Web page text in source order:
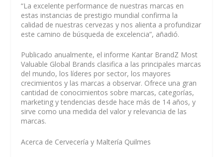
“La excelente performance de nuestras marcas en
estas instancias de prestigio mundial confirma la
calidad de nuestras cervezas y nos alienta a profundizar
este camino de búsqueda de excelencia”, añadió.
Publicado anualmente, el informe Kantar BrandZ Most
Valuable Global Brands clasifica a las principales marcas
del mundo, los líderes por sector, los mayores
crecimientos y las marcas a observar. Ofrece una gran
cantidad de conocimientos sobre marcas, categorías,
marketing y tendencias desde hace más de 14 años, y
sirve como una medida del valor y relevancia de las
marcas.
Acerca de Cervecería y Maltería Quilmes